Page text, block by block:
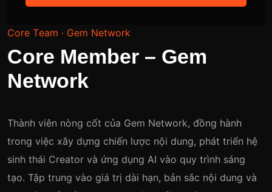
Core Team · Gem Network
Core Member – Gem
Network
Thành viên nòng cốt của Gem Network, đồng hành
trong việc xây dựng chiến lược nội dung, phát triển hệ
sinh thái Creator và ứng dụng AI vào quy trình sáng
tạo. Tập trung vào giá trị dài hạn, bản sắc nội dung và